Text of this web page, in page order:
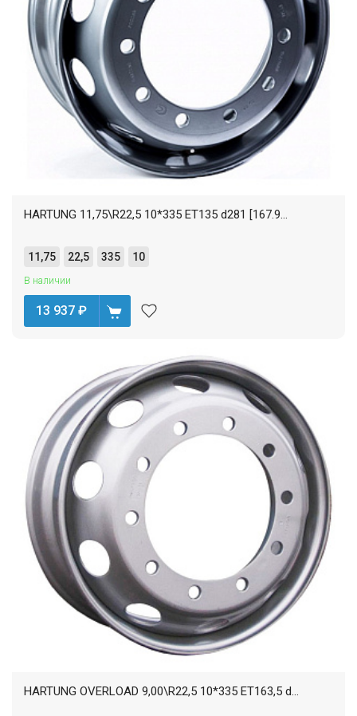
HARTUNG 11,75\R22,5 10*335 ET135 d281 [167.9...
11,75 22,5 335 10
В наличии
13 937 ₽
HARTUNG OVERLOAD 9,00\R22,5 10*335 ET163,5 d...